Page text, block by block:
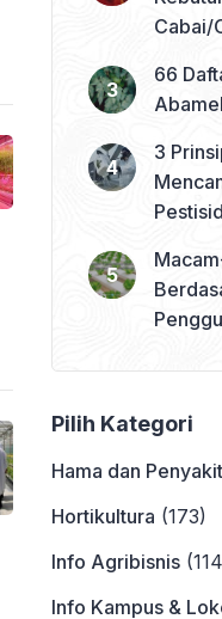
Cabai/
66
3
Pilih Kategori
Hama dan Penyakit
Hortikultura (173)
Info Agribisnis
Info Kampus &